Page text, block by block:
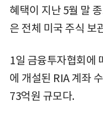
혜택이 지난 5월 말
은 전체 미국 주식 보
1일 금융투자협회에
에 개설된 RIA 계좌
73억원 규모다.